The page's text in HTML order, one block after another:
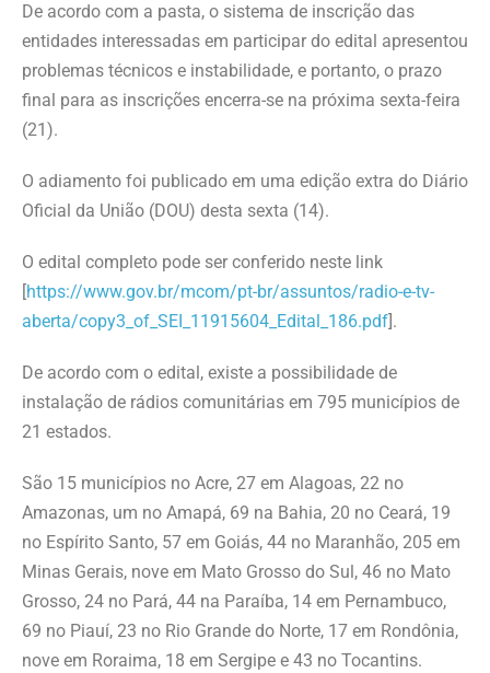
De acordo com a pasta, o sistema de inscrição das
entidades interessadas em participar do edital apresentou
problemas técnicos e instabilidade, e portanto, o prazo
final para as inscrições encerra-se na próxima sexta-feira
(21).
O adiamento foi publicado em uma edição extra do Diário
Oficial da União (DOU) desta sexta (14).
O edital completo pode ser conferido neste link
[https://www.gov.br/mcom/pt-br/assuntos/radio-e-tv-
aberta/copy3_of_SEI_11915604_Edital_186.pdf ].
De acordo com o edital, existe a possibilidade de
instalação de rádios comunitárias em 795 municípios de
21 estados.
São 15 municípios no Acre, 27 em Alagoas, 22 no
Amazonas, um no Amapá, 69 na Bahia, 20 no Ceará, 19
no Espírito Santo, 57 em Goiás, 44 no Maranhão, 205 em
Minas Gerais, nove em Mato Grosso do Sul, 46 no Mato
Grosso, 24 no Pará, 44 na Paraíba, 14 em Pernambuco,
69 no Piauí, 23 no Rio Grande do Norte, 17 em Rondônia,
nove em Roraima, 18 em Sergipe e 43 no Tocantins.